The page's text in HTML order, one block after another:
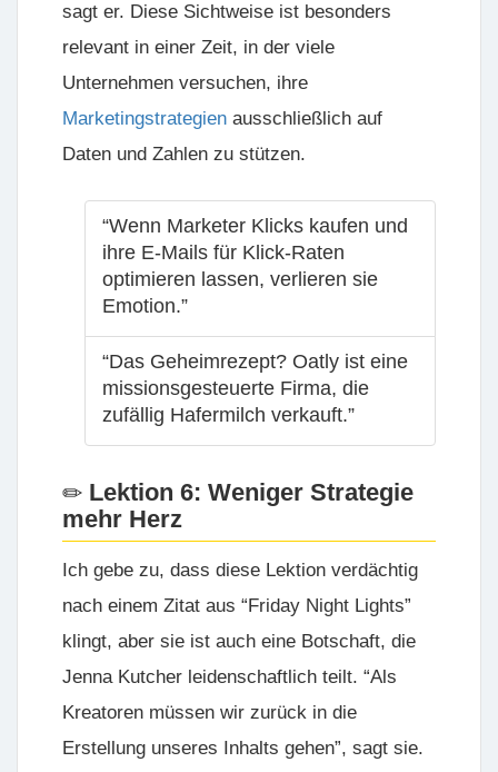
sagt er. Diese Sichtweise ist besonders
relevant in einer Zeit, in der viele
Unternehmen versuchen, ihre
Marketingstrategien ausschließlich auf
Daten und Zahlen zu stützen.
“Wenn Marketer Klicks kaufen und
ihre E-Mails für Klick-Raten
optimieren lassen, verlieren sie
Emotion.”
“Das Geheimrezept? Oatly ist eine
missionsgesteuerte Firma, die
zufällig Hafermilch verkauft.”
Lektion 6: Weniger Strategie
mehr Herz
Ich gebe zu, dass diese Lektion verdächtig
nach einem Zitat aus “Friday Night Lights”
klingt, aber sie ist auch eine Botschaft, die
Jenna Kutcher leidenschaftlich teilt. “Als
Kreatoren müssen wir zurück in die
Erstellung unseres Inhalts gehen”, sagt sie.